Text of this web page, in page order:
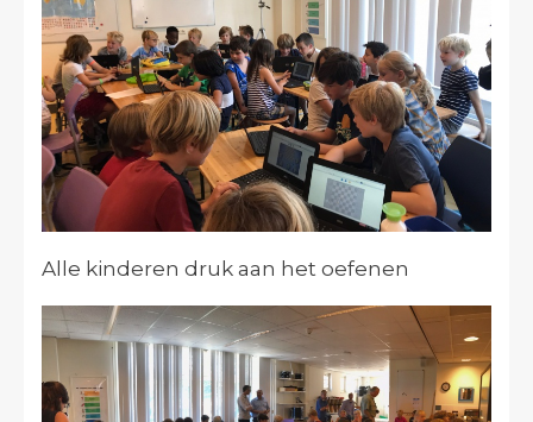
Alle kinderen druk aan het oefenen